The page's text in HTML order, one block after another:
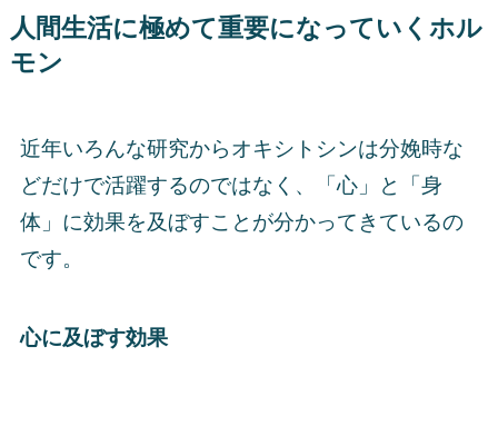
人間生活に極めて重要になっていくホル
モン
近年いろんな研究からオキシトシンは分娩時な
どだけで活躍するのではなく、「心」と「 身
体」に効果を及ぼすことが分かってきているの
です。
心に及ぼす効果